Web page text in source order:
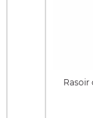
Rasoir